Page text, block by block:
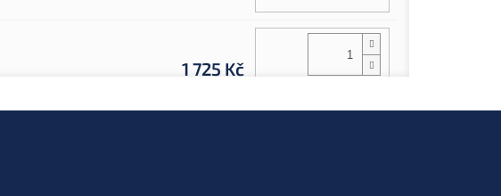
1 725 Kč